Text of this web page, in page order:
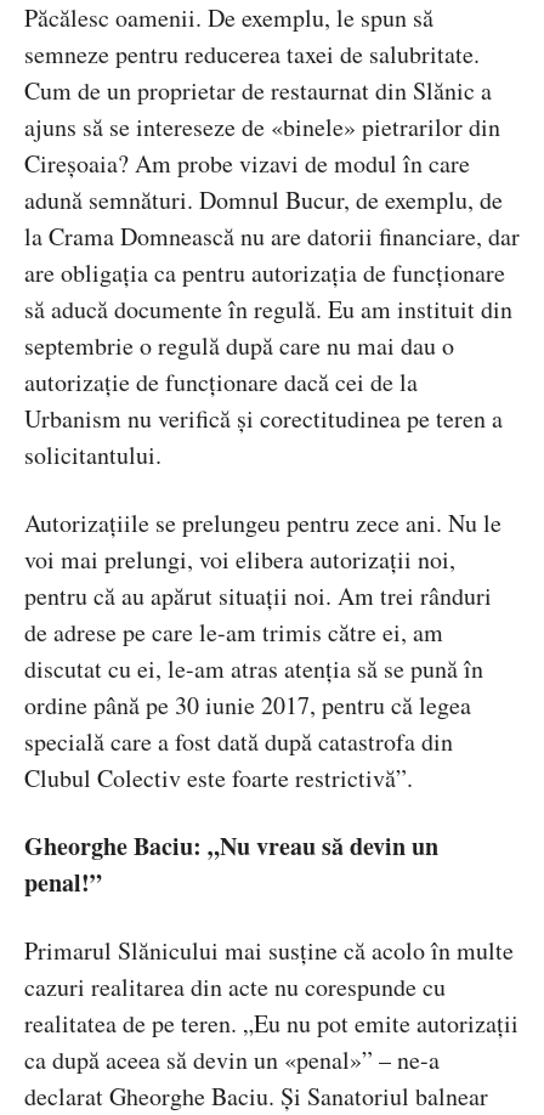
Păcălesc oamenii. De exemplu, le spun să
semneze pentru reducerea taxei de salubritate.
Cum de un proprietar de restaurnat din Slănic a
ajuns să se intereseze de «binele» pietrarilor din
Cireșoaia? Am probe vizavi de modul în care
adună semnături. Domnul Bucur, de exemplu, de
la Crama Domnească nu are datorii financiare, dar
are obligația ca pentru autorizația de funcționare
să aducă documente în regulă. Eu am instituit din
septembrie o regulă după care nu mai dau o
autorizație de funcționare dacă cei de la
Urbanism nu verifică și corectitudinea pe teren a
solicitantului.
Autorizațiile se prelungeu pentru zece ani. Nu le
voi mai prelungi, voi elibera autorizații noi,
pentru că au apărut situații noi. Am trei rânduri
de adrese pe care le-am trimis către ei, am
discutat cu ei, le-am atras atenția să se pună în
ordine până pe 30 iunie 2017, pentru că legea
specială care a fost dată după catastrofa din
Clubul Colectiv este foarte restrictivă”.
Gheorghe Baciu: „Nu vreau să devin un
penal!”
Primarul Slănicului mai susține că acolo în multe
cazuri realitarea din acte nu corespunde cu
realitatea de pe teren. „Eu nu pot emite autorizații
ca după aceea să devin un «penal»” – ne-a
declarat Gheorghe Baciu. Și Sanatoriul balnear